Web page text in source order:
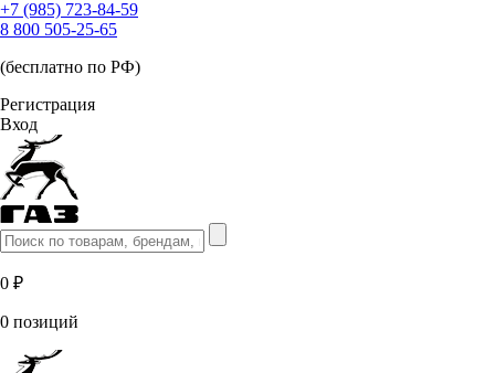
+7 (985) 723-84-59
8 800 505-25-65
(бесплатно по РФ)
Регистрация
Вход
0 ₽
0 позиций